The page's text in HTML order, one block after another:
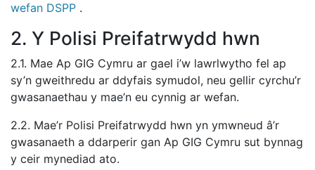
wefan DSPP .
2. Y Polisi Preifatrwydd hwn
2.1. Mae Ap GIG Cymru ar gael i’w lawrlwytho fel ap
sy’n gweithredu ar ddyfais symudol, neu gellir cyrchu’r
gwasanaethau y mae’n eu cynnig ar wefan.
2.2. Mae’r Polisi Preifatrwydd hwn yn ymwneud â’r
gwasanaeth a ddarperir gan Ap GIG Cymru sut bynnag
y ceir mynediad ato.